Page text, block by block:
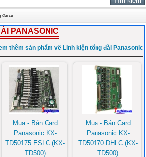
đài cũ
PANASONIC
thêm sản phẩm về Linh kiện tổng đài Panasonic
Mua - Bán Card
Panasonic KX-
TD50175 ESLC (KX-
TD500)
Mua - Bán Card
Panasonic KX-
TD50170 DHLC (KX-
TD500)